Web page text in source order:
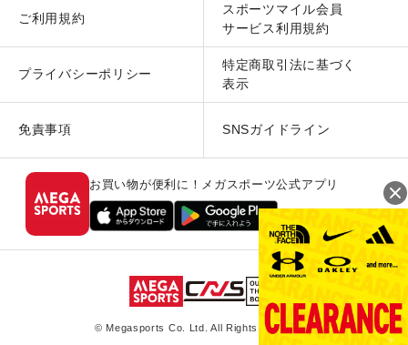
ご利用規約
スポーツマイル会員
サービス利用規約
プライバシーポリシー
特定商取引法に基づく
表示
免責事項 SNSガイドライン
お買い物が便利に！メガスポーツ公式アプリ
© Megasports Co. Ltd. All Rights Reserved.